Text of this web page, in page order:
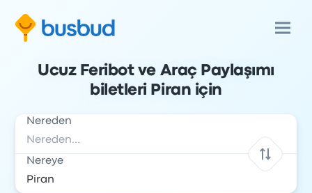
Ucuz Feribot ve Araç Paylaşımı
biletleri Piran için
Nereden
Nereye